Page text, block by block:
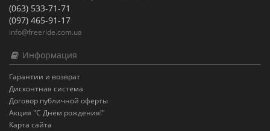
(063) 533-71-71
(097) 465-91-17
info@freeride.com.ua
Информация
Гарантии и возврат
Дисконтная система
Договор публичной оферты
Акция "С Днём рождения!"
Карта сайта